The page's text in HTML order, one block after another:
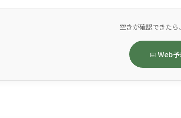
空きが確認できた
📅 Web